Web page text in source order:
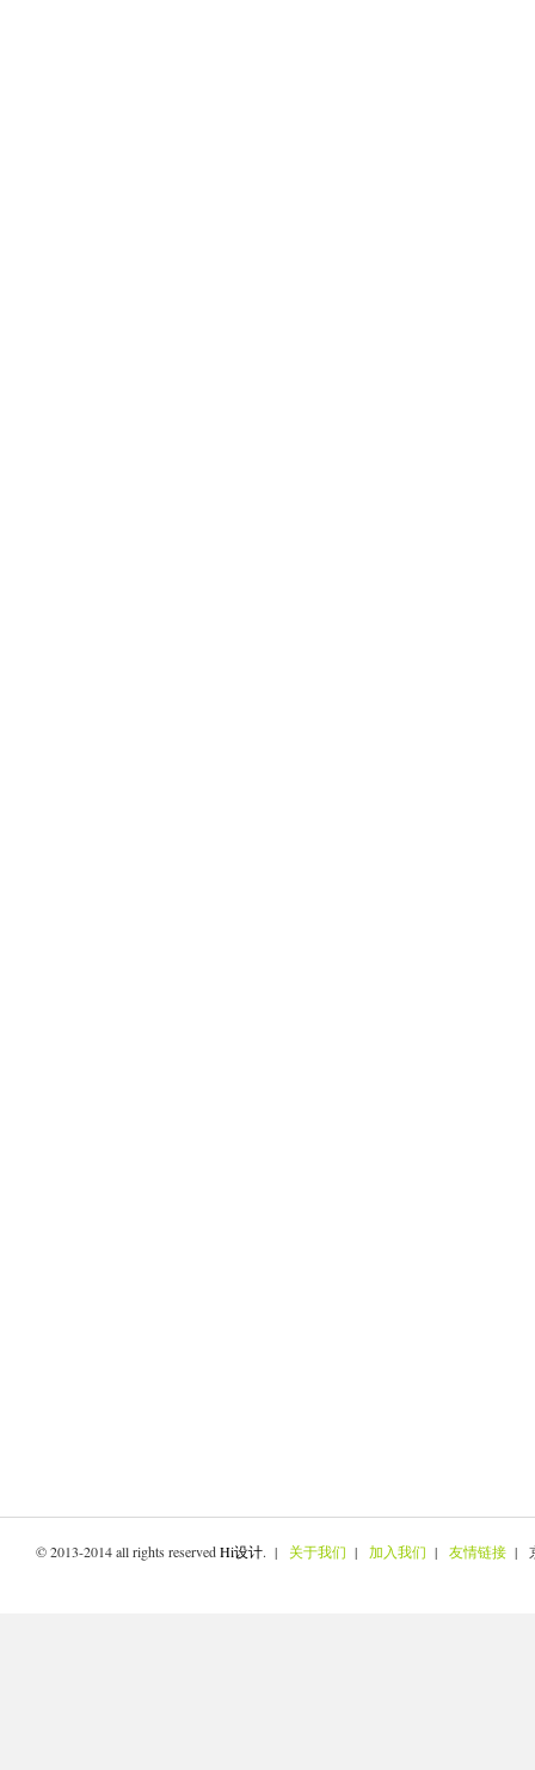
© 2013-2014 all rights reservedHi设计. | 关于我们 | 加入我们 | 友情链接 |